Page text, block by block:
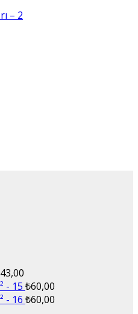
– 2
43,00
- 15 ₺60,00
- 16 ₺60,00